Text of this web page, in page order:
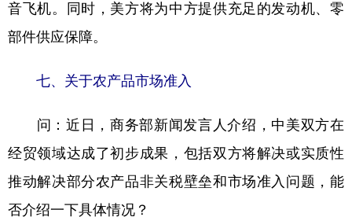
音飞机。同时，美方将为中方提供充足的发动机、零
部件供应保障。
七、关于农产品市场准入
问：近日，商务部新闻发言人介绍，中美双方在
经贸领域达成了初步成果，包括双方将解决或实质性
推动解决部分农产品非关税壁垒和市场准入问题，能
否介绍一下具体情况？